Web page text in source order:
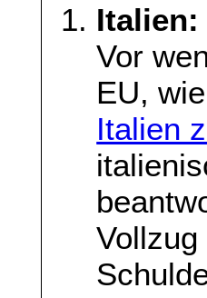
Vor
EU,
Italien